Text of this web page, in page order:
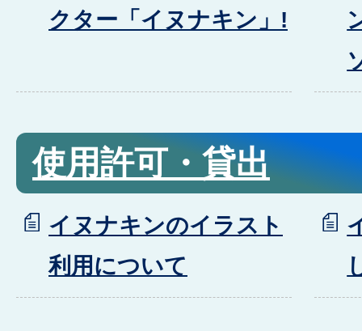
クター「イヌナキン」!
使用許可・貸出
イヌナキンのイラスト
利用について